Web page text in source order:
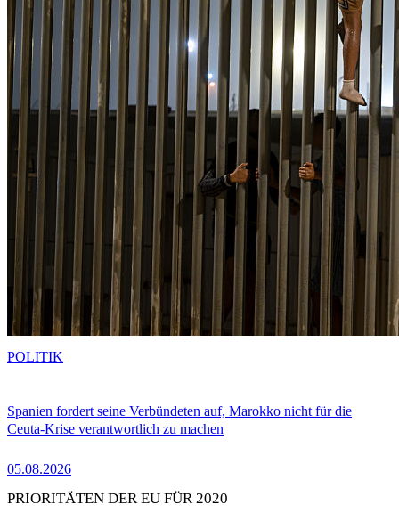
Spanien fordert seine Verbündeten auf, Marokko nicht für die
Ceuta-Krise verantwortlich zu machen
05.08.2026
POLITIK
PRIORITÄTEN DER EU FÜR 2020